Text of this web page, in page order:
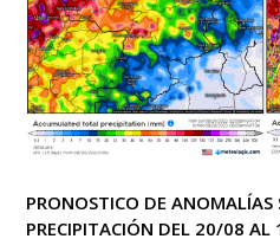
PRONOSTICO DE ANOMALÍAS
PRECIPITACIÓN DEL 20/08